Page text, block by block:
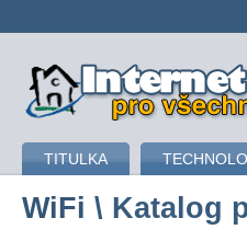
připojení k
TITULKA
WiFi \ Katalog